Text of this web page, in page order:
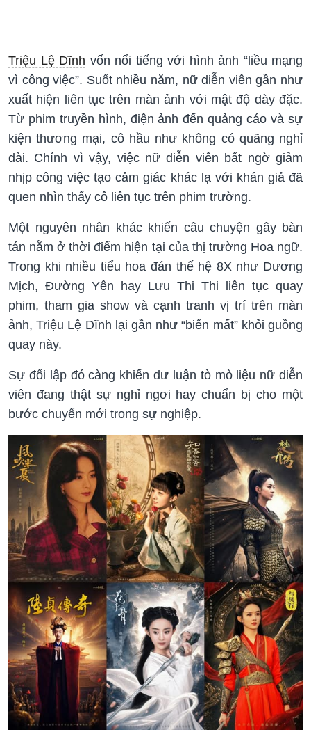
Triệu Lệ Dĩnh vốn nổi tiếng với hình ảnh “liều mạng
vì công việc”. Suốt nhiều năm, nữ diễn viên gần như
xuất hiện liên tục trên màn ảnh với mật độ dày đặc.
Từ phim truyền hình, điện ảnh đến quảng cáo và sự
kiện thương mại, cô hầu như không có quãng nghỉ
dài. Chính vì vậy, việc nữ diễn viên bất ngờ giảm
nhịp công việc tạo cảm giác khác lạ với khán giả đã
quen nhìn thấy cô liên tục trên phim trường.
Một nguyên nhân khác khiến câu chuyện gây bàn
tán nằm ở thời điểm hiện tại của thị trường Hoa ngữ.
Trong khi nhiều tiểu hoa đán thế hệ 8X như Dương
Mịch, Đường Yên hay Lưu Thi Thi liên tục quay
phim, tham gia show và cạnh tranh vị trí trên màn
ảnh, Triệu Lệ Dĩnh lại gần như “biến mất” khỏi guồng
quay này.
Sự đối lập đó càng khiến dư luận tò mò liệu nữ diễn
viên đang thật sự nghỉ ngơi hay chuẩn bị cho một
bước chuyển mới trong sự nghiệp.